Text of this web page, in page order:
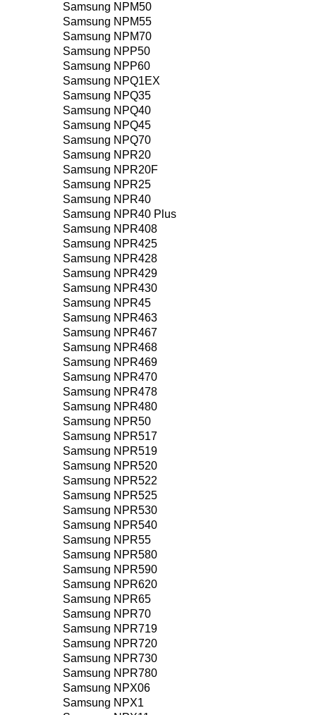
Samsung NPM50
Samsung NPM55
Samsung NPM70
Samsung NPP50
Samsung NPP60
Samsung NPQ1EX
Samsung NPQ35
Samsung NPQ40
Samsung NPQ45
Samsung NPQ70
Samsung NPR20
Samsung NPR20F
Samsung NPR25
Samsung NPR40
Samsung NPR40 Plus
Samsung NPR408
Samsung NPR425
Samsung NPR428
Samsung NPR429
Samsung NPR430
Samsung NPR45
Samsung NPR463
Samsung NPR467
Samsung NPR468
Samsung NPR469
Samsung NPR470
Samsung NPR478
Samsung NPR480
Samsung NPR50
Samsung NPR517
Samsung NPR519
Samsung NPR520
Samsung NPR522
Samsung NPR525
Samsung NPR530
Samsung NPR540
Samsung NPR55
Samsung NPR580
Samsung NPR590
Samsung NPR620
Samsung NPR65
Samsung NPR70
Samsung NPR719
Samsung NPR720
Samsung NPR730
Samsung NPR780
Samsung NPX06
Samsung NPX1